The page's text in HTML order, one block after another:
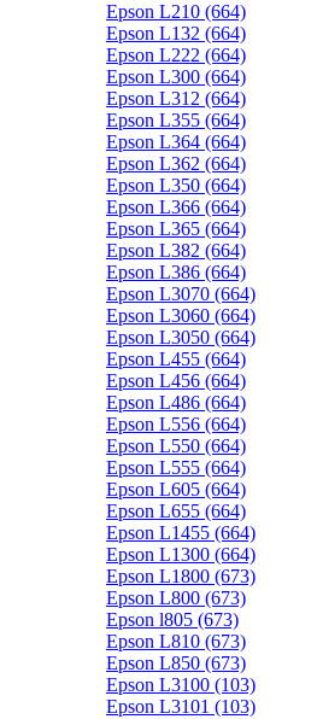
Epson L210 (664)
Epson L132 (664)
Epson L222 (664)
Epson L300 (664)
Epson L312 (664)
Epson L355 (664)
Epson L364 (664)
Epson L362 (664)
Epson L350 (664)
Epson L366 (664)
Epson L365 (664)
Epson L382 (664)
Epson L386 (664)
Epson L3070 (664)
Epson L3060 (664)
Epson L3050 (664)
Epson L455 (664)
Epson L456 (664)
Epson L486 (664)
Epson L556 (664)
Epson L550 (664)
Epson L555 (664)
Epson L605 (664)
Epson L655 (664)
Epson L1455 (664)
Epson L1300 (664)
Epson L1800 (673)
Epson L800 (673)
Epson l805 (673)
Epson L810 (673)
Epson L850 (673)
Epson L3100 (103)
Epson L3101 (103)